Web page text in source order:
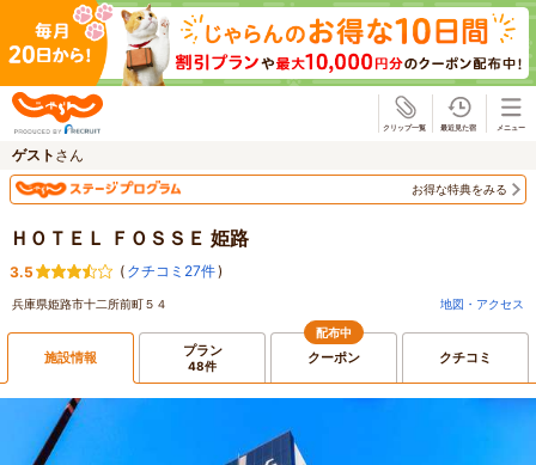
ゲスト さん
お得な特典をみる
ＨＯＴＥＬ ＦＯＳＳＥ 姫路
3.5 ( クチコミ27件)
兵庫県姫路市十二所前町５４ 地図・アクセス
施設情報 プラン
48件
配布中
クーポン クチコミ